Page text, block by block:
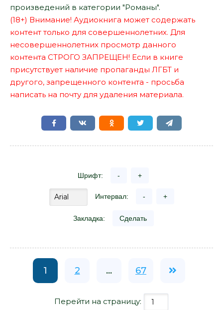
произведений в категории "Романы".
(18+) Внимание! Аудиокнига может содержать
контент только для совершеннолетних. Для
несовершеннолетних просмотр данного
контента СТРОГО ЗАПРЕЩЕН! Если в книге
присутствует наличие пропаганды ЛГБТ и
другого, запрещенного контента - просьба
написать на почту для удаления материала.
Шрифт: - +
Интервал: - +
Закладка: Сделать
1 2 ... 67
Перейти на страницу: